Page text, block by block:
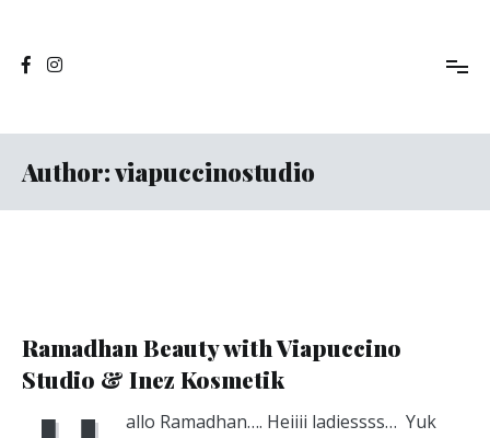
content
Author:viapuccinostudio
Ramadhan Beauty with Viapuccino
Studio & Inez Kosmetik
allo Ramadhan…. Heiiii ladiessss… Yuk